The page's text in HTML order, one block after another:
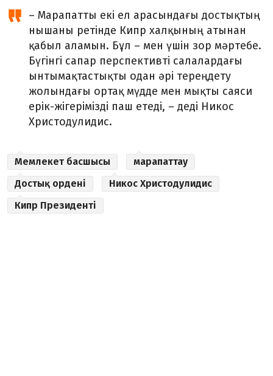
– Марапатты екі ел арасындағы достықтың
нышаны ретінде Кипр халқының атынан
қабыл аламын. Бұл – мен үшін зор мәртебе.
Бүгінгі сапар перспективті салалардағы
ынтымақтастықты одан әрі тереңдету
жолындағы ортақ мүдде мен мықты саяси
ерік-жігерімізді паш етеді, – деді Никос
Христодулидис.
Мемлекет басшысы
марапаттау
Достық ордені
Никос Христодулидис
Кипр Президенті